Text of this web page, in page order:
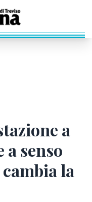
a
a senso
la